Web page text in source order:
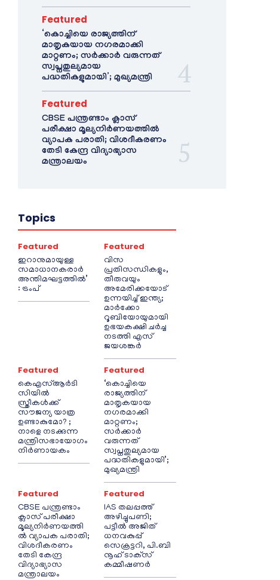
Featured
‘കൊച്ചിയെ രാജ്യത്തിന്
മാതൃകയായ നഗരമാക്കി
മാറ്റണം; സർക്കാർ വരുന്നത്
സ്വപ്നതുല്യമായ
പദ്ധതികളുമായി’; മുഖ്യമന്ത്രി
Featured
CBSE പന്ത്രണ്ടാം ക്ലാസ്
പരീക്ഷാ മൂല്യനിർണയത്തിൽ
വ്യാപക പരാതി; വിശദീകരണം
തേടി കേന്ദ്ര വിദ്യാഭ്യാസ
മന്ത്രാലയം
Topics
Featured
ഇറാനുമായുള്ള
സമാധാനകരാർ
അന്തിമഘട്ടത്തിൽ‌’
: ട്രംപ്
Featured
വിസ
പ്രതിസന്ധികളും,
തീരുവയും
അമേരിക്കയോട്
ഉന്നയിച്ച് ഇന്ത്യ;
മാർക്കോ
റൂബിയോയുമായി
ഉഭയകക്ഷി ചർച്ച
നടത്തി എസ്
ജയശങ്കർ
Featured
കെഎസ്ആർടി
സിയിൽ
സ്ത്രീകൾക്ക്
സൗജന്യ യാത്ര
ഉണ്ടാകുമോ? ;
നാളെ നടക്കുന്ന
മന്ത്രിസഭായോഗം
നിർണായകം
Featured
‘കൊച്ചിയെ
രാജ്യത്തിന്
മാതൃകയായ
നഗരമാക്കി
മാറ്റണം;
സർക്കാർ
വരുന്നത്
സ്വപ്നതുല്യമായ
പദ്ധതികളുമായി’;
മുഖ്യമന്ത്രി
Featured
CBSE പന്ത്രണ്ടാം
ക്ലാസ് പരീക്ഷാ
മൂല്യനിർണയത്തി
ൽ വ്യാപക പരാതി;
വിശദീകരണം
തേടി കേന്ദ്ര
വിദ്യാഭ്യാസ
മന്ത്രാലയം
Featured
IAS തലപ്പത്ത്
അഴിച്ചുപണി;
പട്ടീല്‍ അജിത്
ധനവകുപ്പ്
സെക്രട്ടറി, പി.ബി
നൂഹ് ടാക്‌സ്
കമ്മീഷണര്‍